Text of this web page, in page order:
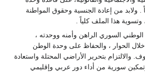
ولابد من إعادة الجنسية وحقوق المواطنة
وتسوية هذا الملف كلياً .
الوطني السوري الراهن وأمنه ووحدته ،
الحوار ، والحفاظ على وحدة الوطن
بتحرير الأراضي المحتلة واستعادة
سورية من أداء دور عربي وإقليمي